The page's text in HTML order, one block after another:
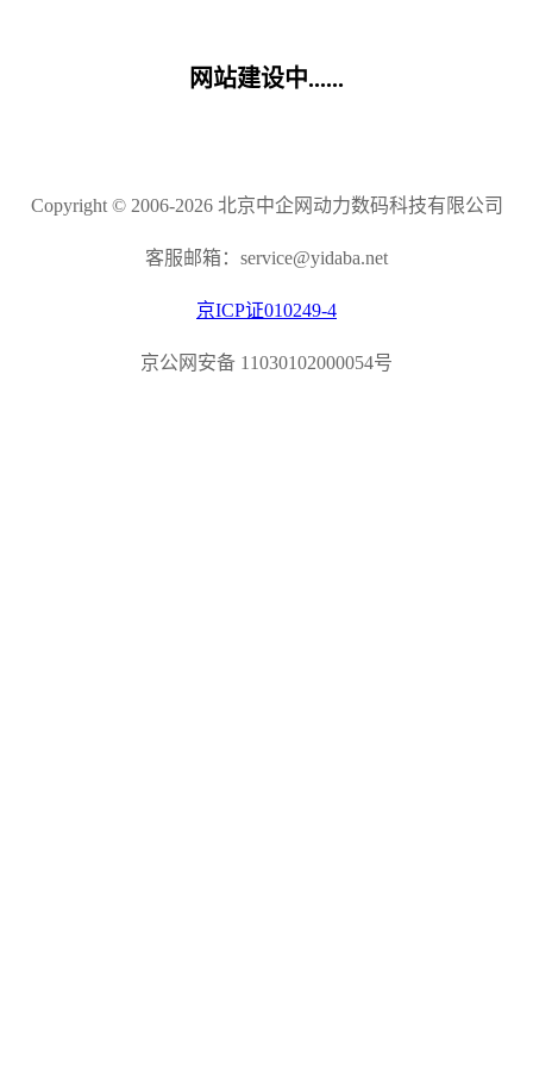
网站建设中......
Copyright © 2006-2026 北京中企网动力数码科技有限公司
客服邮箱：service@yidaba.net
京ICP证010249-4
京公网安备 11030102000054号